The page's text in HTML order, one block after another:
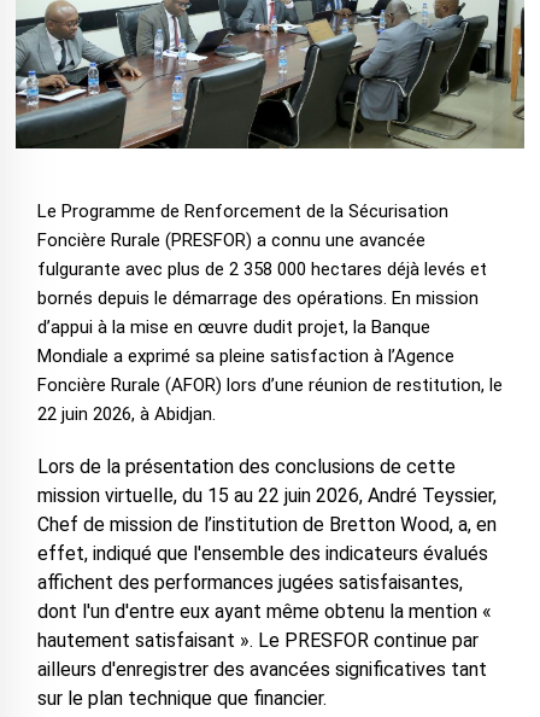
Le Programme de Renforcement de la Sécurisation
Foncière Rurale (PRESFOR) a connu une avancée
fulgurante avec plus de 2 358 000 hectares déjà levés et
bornés depuis le démarrage des opérations. En mission
d’appui à la mise en œuvre dudit projet, la Banque
Mondiale a exprimé sa pleine satisfaction à l’Agence
Foncière Rurale (AFOR) lors d’une réunion de restitution, le
22 juin 2026, à Abidjan.
Lors de la présentation des conclusions de cette
mission virtuelle, du 15 au 22 juin 2026, André Teyssier,
Chef de mission de l’institution de Bretton Wood, a, en
effet, indiqué que l'ensemble des indicateurs évalués
affichent des performances jugées satisfaisantes,
dont l'un d'entre eux ayant même obtenu la mention «
hautement satisfaisant ». Le PRESFOR continue par
ailleurs d'enregistrer des avancées significatives tant
sur le plan technique que financier.